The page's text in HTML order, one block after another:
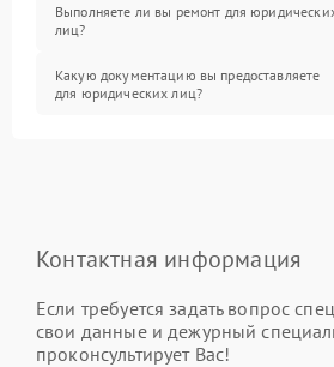
Выполняете ли вы ремонт для
лиц?
Какую документацию вы предоставляете
для юридических лиц?
Контактная информация
Если требуется задать вопрос
свои данные и дежурный
проконсультирует Вас!